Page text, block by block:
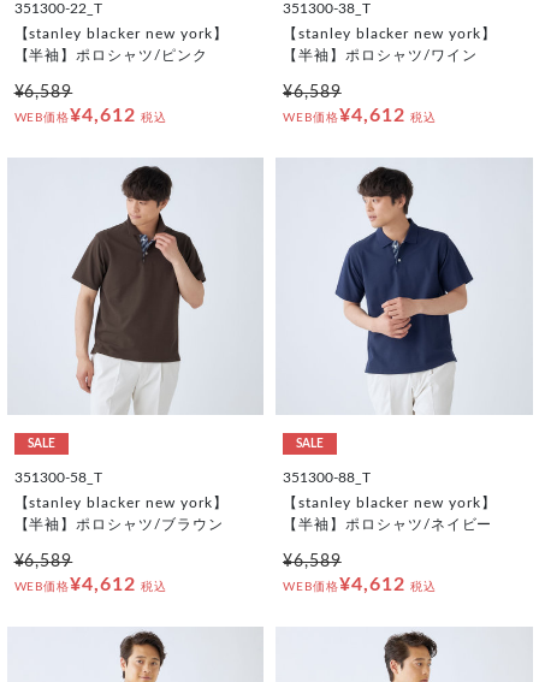
351300-22_T
【stanley blacker new york】
【半袖】ポロシャツ/ピンク
¥6,589
WEB価格¥4,612 税込
351300-38_T
【stanley blacker new york】
【半袖】ポロシャツ/ワイン
¥6,589
WEB価格¥4,612 税込
SALE
351300-58_T
【stanley blacker new york】
【半袖】ポロシャツ/ブラウン
¥6,589
WEB価格¥4,612 税込
SALE
351300-88_T
【stanley blacker new york】
【半袖】ポロシャツ/ネイビー
¥6,589
WEB価格¥4,612 税込